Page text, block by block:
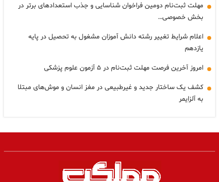
مهلت ثبت‌نام دومین فراخوان شناسایی و جذب استعدادهای برتر در
بخش خصوصی…
اعلام شرایط تغییر رشته دانش آموزان مشغول به تحصیل در پایه
یازدهم
امروز آخرین فرصت مهلت ثبت‌نام در ۵ آزمون علوم پزشکی
کشف یک ساختار جدید و غیرطبیعی در مغز انسان و موش‌های مبتلا
به آلزایمر